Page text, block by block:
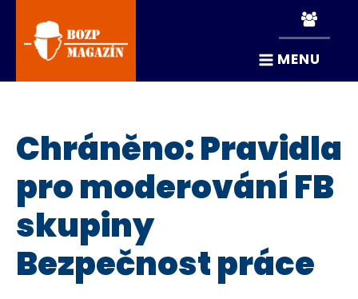
MENU
Chráněno: Pravidla
pro moderování FB
skupiny
Bezpečnost práce